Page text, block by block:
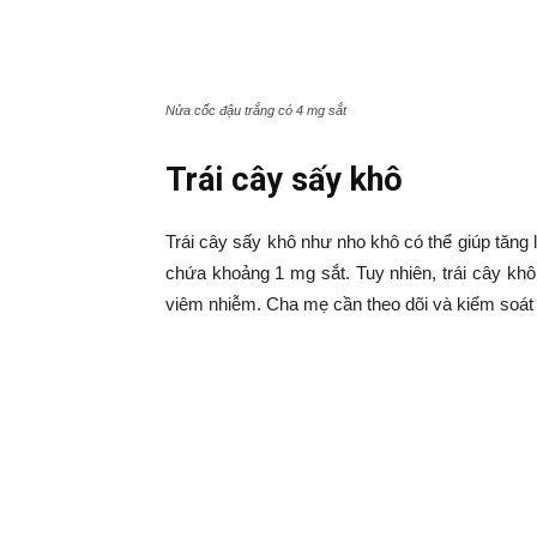
Nửa cốc đậu trắng có 4 mg sắt
Trái cây sấy khô
Trái cây sấy khô như nho khô có thể giúp
chứa khoảng 1 mg sắt. Tuy nhiên, trái cây
viêm nhiễm. Cha mẹ cần theo dõi và kiểm